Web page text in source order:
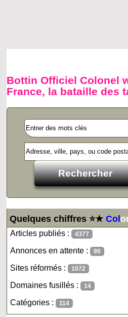
Bottin Officiel Colonel
France, la bataille des
Quelques chiffres ⭐★Col
Articles publiés : 4377
Annonces en attente : 90
Sites réformés : 1072
Domaines fusillés : 14
Catégories : 114